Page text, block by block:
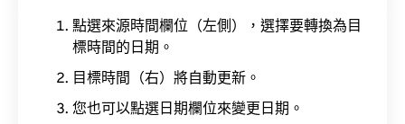
點選來源時間欄位（左側），選擇要轉換為目
標時間的日期。
目標時間（右）將自動更新。
您也可以點選日期欄位來變更日期。